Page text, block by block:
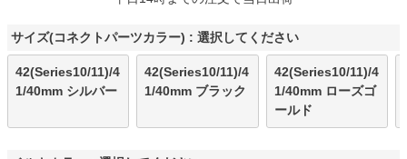
サイズ(コネクトパーツカラー) 選択してください
42(Series10/11)/4
1/40mm シルバー
42(Series10/11)/4
1/40mm ブラック
42(Series10/11)/4
1/40mm ローズゴ
ールド